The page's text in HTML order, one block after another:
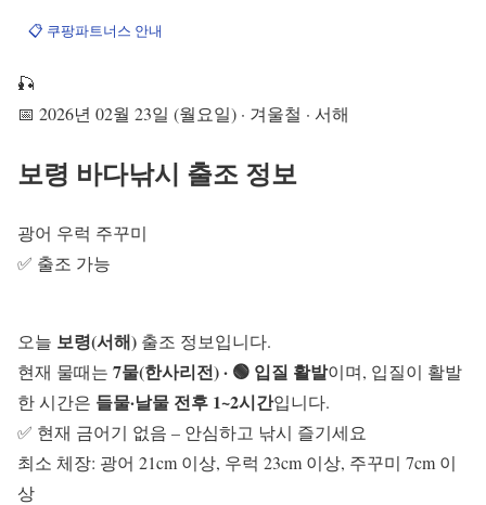
📋 쿠팡파트너스 안내
🎣
📅 2026년 02월 23일 (월요일) · 겨울철 · 서해
보령 바다낚시 출조 정보
광어 우럭 주꾸미
✅ 출조 가능
오늘 보령(서해) 출조 정보입니다.
현재 물때는 7물(한사리전) · 🟢 입질 활발이며, 입질이 활발
한 시간은 들물·날물 전후 1~2시간입니다.
✅ 현재 금어기 없음 – 안심하고 낚시 즐기세요
최소 체장: 광어 21cm 이상, 우럭 23cm 이상, 주꾸미 7cm 이
상